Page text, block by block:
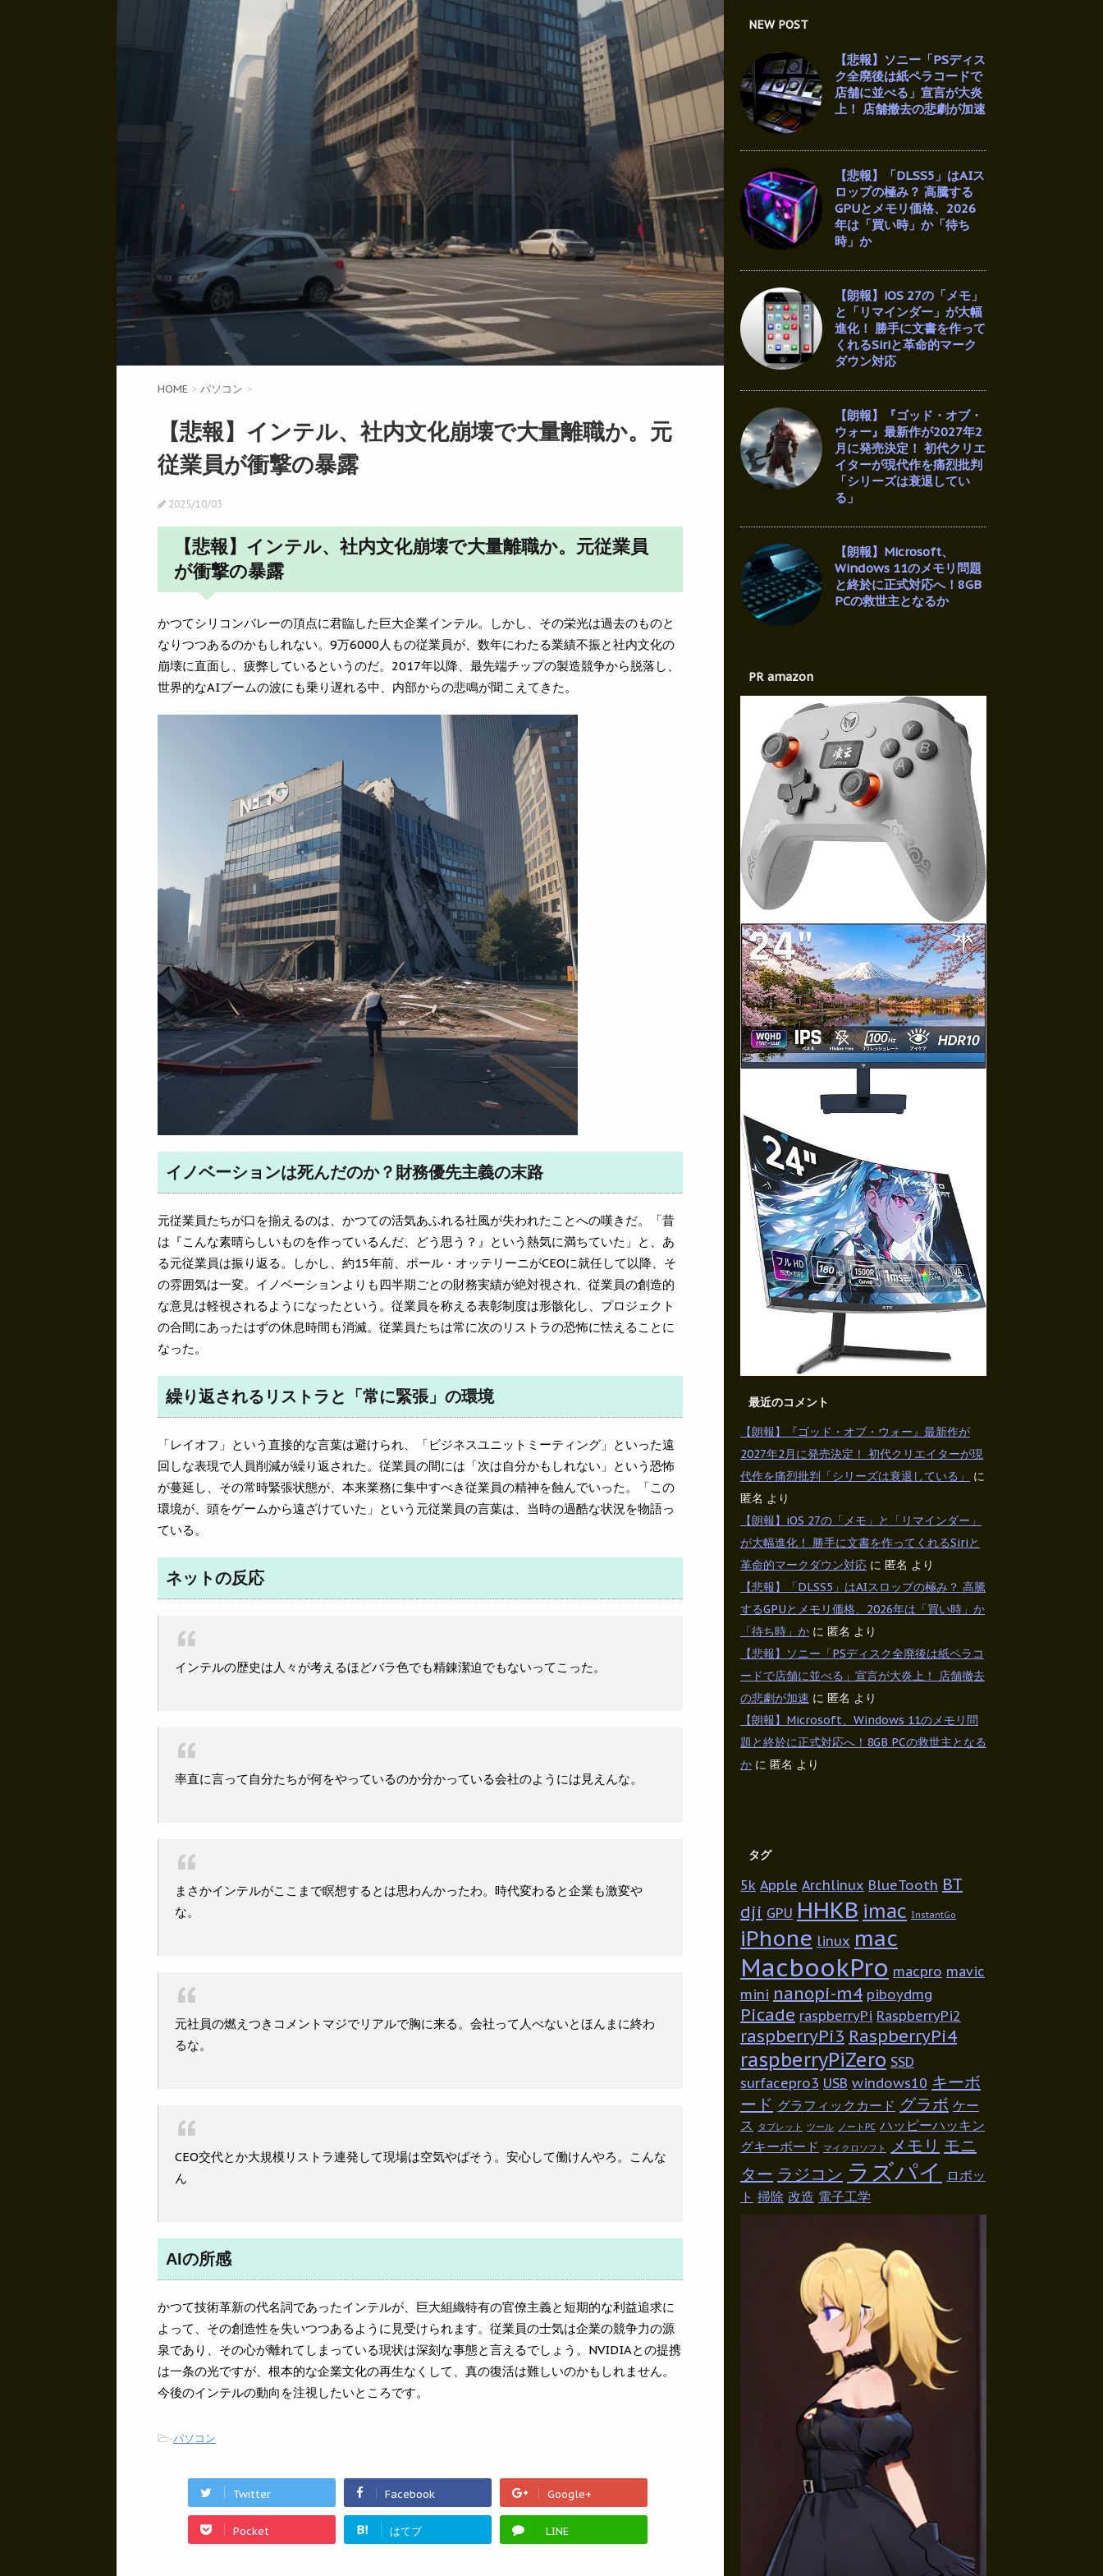
HOME > パソコン >
【悲報】インテル、社内文化崩壊で大量離職か。元
従業員が衝撃の暴露
2025/10/03
【悲報】インテル、社内文化崩壊で大量離職か。元従業員
が衝撃の暴露
かつてシリコンバレーの頂点に君臨した巨大企業インテル。しかし、その栄光は過去のものと
なりつつあるのかもしれない。9万6000人もの従業員が、数年にわたる業績不振と社内文化の
崩壊に直面し、疲弊しているというのだ。2017年以降、最先端チップの製造競争から脱落し、
世界的なAIブームの波にも乗り遅れる中、内部からの悲鳴が聞こえてきた。
イノベーションは死んだのか？財務優先主義の末路
元従業員たちが口を揃えるのは、かつての活気あふれる社風が失われたことへの嘆きだ。「昔
は『こんな素晴らしいものを作っているんだ、どう思う？』という熱気に満ちていた」と、あ
る元従業員は振り返る。しかし、約15年前、ポール・オッテリーニがCEOに就任して以降、そ
の雰囲気は一変。イノベーションよりも四半期ごとの財務実績が絶対視され、従業員の創造的
な意見は軽視されるようになったという。従業員を称える表彰制度は形骸化し、プロジェクト
の合間にあったはずの休息時間も消滅。従業員たちは常に次のリストラの恐怖に怯えることに
なった。
繰り返されるリストラと「常に緊張」の環境
「レイオフ」という直接的な言葉は避けられ、「ビジネスユニットミーティング」といった遠
回しな表現で人員削減が繰り返された。従業員の間には「次は自分かもしれない」という恐怖
が蔓延し、その常時緊張状態が、本来業務に集中すべき従業員の精神を蝕んでいった。「この
環境が、頭をゲームから遠ざけていた」という元従業員の言葉は、当時の過酷な状況を物語っ
ている。
ネットの反応
インテルの歴史は人々が考えるほどバラ色でも精錬潔迫でもないってこった。
率直に言って自分たちが何をやっているのか分かっている会社のようには見えんな。
まさかインテルがここまで瞑想するとは思わんかったわ。時代変わると企業も激変や
な。
元社員の燃えつきコメントマジでリアルで胸に来る。会社って人べないとほんまに終わ
るな。
CEO交代とか大規模リストラ連発して現場は空気やばそう。安心して働けんやろ。こんな
ん
AIの所感
かつて技術革新の代名詞であったインテルが、巨大組織特有の官僚主義と短期的な利益追求に
よって、その創造性を失いつつあるように見受けられます。従業員の士気は企業の競争力の源
泉であり、その心が離れてしまっている現状は深刻な事態と言えるでしょう。NVIDIAとの提携
は一条の光ですが、根本的な企業文化の再生なくして、真の復活は難しいのかもしれません。
今後のインテルの動向を注視したいところです。
-パソコン
Twitter Facebook Google+
Pocket B! はてブ LINE
NEW POST
【悲報】ソニー「PSディス
ク全廃後は紙ペラコードで
店舗に並べる」宣言が大炎
上！ 店舗撤去の悲劇が加速
【悲報】「DLSS5」はAIス
ロップの極み？ 高騰する
GPUとメモリ価格、2026
年は「買い時」か「待ち
時」か
【朗報】iOS 27の「メモ」
と「リマインダー」が大幅
進化！ 勝手に文書を作って
くれるSiriと革命的マーク
ダウン対応
【朗報】『ゴッド・オブ・
ウォー』最新作が2027年2
月に発売決定！ 初代クリエ
イターが現代作を痛烈批判
「シリーズは衰退してい
る」
【朗報】Microsoft、
Windows 11のメモリ問題
と終於に正式対応へ！8GB
PCの救世主となるか
PR amazon
最近のコメント
【朗報】『ゴッド・オブ・ウォー』最新作が
2027年2月に発売決定！ 初代クリエイターが現
代作を痛烈批判「シリーズは衰退している」
に
匿名 より
【朗報】iOS 27の「メモ」と「リマインダー」
が大幅進化！ 勝手に文書を作ってくれるSiriと
革命的マークダウン対応 に 匿名 より
【悲報】「DLSS5」はAIスロップの極み？ 高騰
するGPUとメモリ価格、2026年は「買い時」か
「待ち時」か に 匿名 より
【悲報】ソニー「PSディスク全廃後は紙ペラコ
ードで店舗に並べる」宣言が大炎上！ 店舗撤去
の悲劇が加速 に 匿名 より
【朗報】Microsoft、Windows 11のメモリ問
題と終於に正式対応へ！8GB PCの救世主となる
か に 匿名 より
タグ
5k Apple Archlinux BlueTooth BT
dji GPU HHKB imac InstantGo
iPhone linux mac
MacbookPro macpro mavic
mini nanopi-m4 piboydmg
Picade raspberryPi RaspberryPi2
raspberryPi3 RaspberryPi4
raspberryPiZero SSD
surfacepro3 USB windows10 キーボ
ード グラフィックカード グラボ ケー
ス タブレット ツール ノートPC ハッピーハッキン
グキーボード マイクロソフト メモリ モニ
ター ラジコン ラズパイ
ロボッ
ト 掃除 改造 電子工学